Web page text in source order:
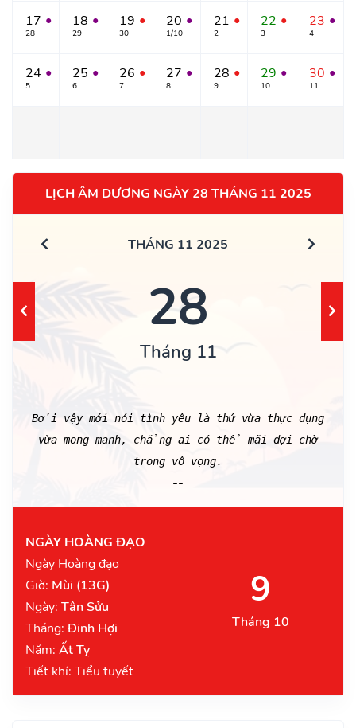
17 ●
28
18 ●
29
19 ●
30
20 ●
1/10
21 ●
2
22 ●
3
23 ●
4
24 ●
5
25 ●
6
26 ●
7
27 ●
8
28 ●
9
29 ●
10
30 ●
11
LỊCH ÂM DƯƠNG NGÀY 28 THÁNG 11 2025
THÁNG 11 2025
28
Tháng 11
Bởi vậy mới nói tình yêu là thứ vừa thực dụng
vừa mong manh, chẳng ai có thể mãi đợi chờ
trong vô vọng.
--
NGÀY HOÀNG ĐẠO
Ngày Hoàng đạo
Giờ: Mùi (13G)
Ngày: Tân Sửu
Tháng: Đinh Hợi
Năm: Ất Tỵ
Tiết khí: Tiểu tuyết
9
Tháng 10